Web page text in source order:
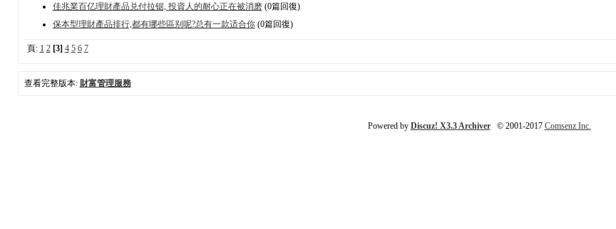
佳兆業百亿理財產品兑付拉锯, 投資人的耐心正在被消磨(0篇回復)
保本型理財產品排行,都有哪些區别呢?总有一款适合你(0篇回復)
頁: 1 2 [3] 4 5 6 7
查看完整版本: 財富管理服務
Powered by Discuz! X3.3 Archiver© 2001-2017 Comsenz Inc.